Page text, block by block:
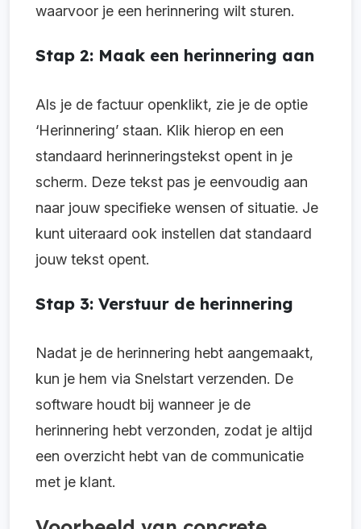
waarvoor je een herinnering wilt sturen.
Stap 2: Maak een herinnering aan
Als je de factuur openklikt, zie je de optie
‘Herinnering’ staan. Klik hierop en een
standaard herinneringstekst opent in je
scherm. Deze tekst pas je eenvoudig aan
naar jouw specifieke wensen of situatie. Je
kunt uiteraard ook instellen dat standaard
jouw tekst opent.
Stap 3: Verstuur de herinnering
Nadat je de herinnering hebt aangemaakt,
kun je hem via Snelstart verzenden. De
software houdt bij wanneer je de
herinnering hebt verzonden, zodat je altijd
een overzicht hebt van de communicatie
met je klant.